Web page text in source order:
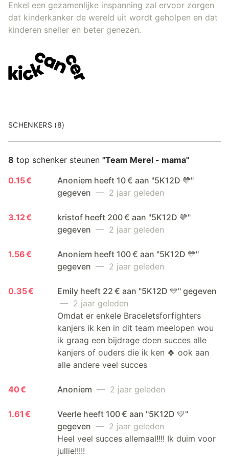
Enkel een gezamenlijke inspanning zal ervoor zorgen
dat kinderkanker de wereld uit wordt geholpen en dat
kinderen sneller en beter genezen.
SCHENKERS (8)
8 top schenker steunen "Team Merel - mama"
0.15 €
Anoniem heeft 10 € aan "5K12D 💛"
gegeven — 2 jaar geleden
3.12 €
kristof heeft 200 € aan "5K12D 💛"
gegeven — 2 jaar geleden
1.56 €
Anoniem heeft 100 € aan "5K12D 💛"
gegeven — 2 jaar geleden
0.35 €
Emily heeft 22 € aan "5K12D 💛" gegeven
— 2 jaar geleden
Omdat er enkele Braceletsforfighters
kanjers ik ken in dit team meelopen wou
ik graag een bijdrage doen succes alle
kanjers of ouders die ik ken 🍀 ook aan
alle andere veel succes
40 € Anoniem — 2 jaar geleden
1.61 €
Veerle heeft 100 € aan "5K12D 💛"
gegeven — 2 jaar geleden
Heel veel succes allemaal!!!! Ik duim voor
jullie!!!!!